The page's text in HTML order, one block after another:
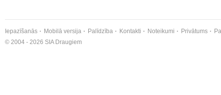
Iepazīšanās Mobilā versija Palīdzība Kontakti Noteikumi Privātums
© 2004 - 2026 SIA Draugiem